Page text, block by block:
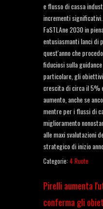
e flusso di cassa
incrementi
FaSTLAne 2030 in
entusiasmanti lanci
quest'anno che
fiduciosi sulla
particolare, gli
crescita di circa il 5%
aumento, anche se
mentre per i flussi di
miglioramento
alle maxi svalutazioni
strategico di inizio
Categorie: 4 Ruote
Pirelli aumenta
conferma gli